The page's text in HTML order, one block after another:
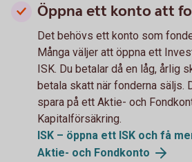
Öppna ett konto att
Det behövs ett konto som
Många väljer att öppna ett
ISK. Du betalar då en låg, årlig
betala skatt när fonderna säljs.
spara på ett Aktie- och
Kapitalförsäkring.
ISK – öppna ett ISK och få
Aktie- och Fondkonto